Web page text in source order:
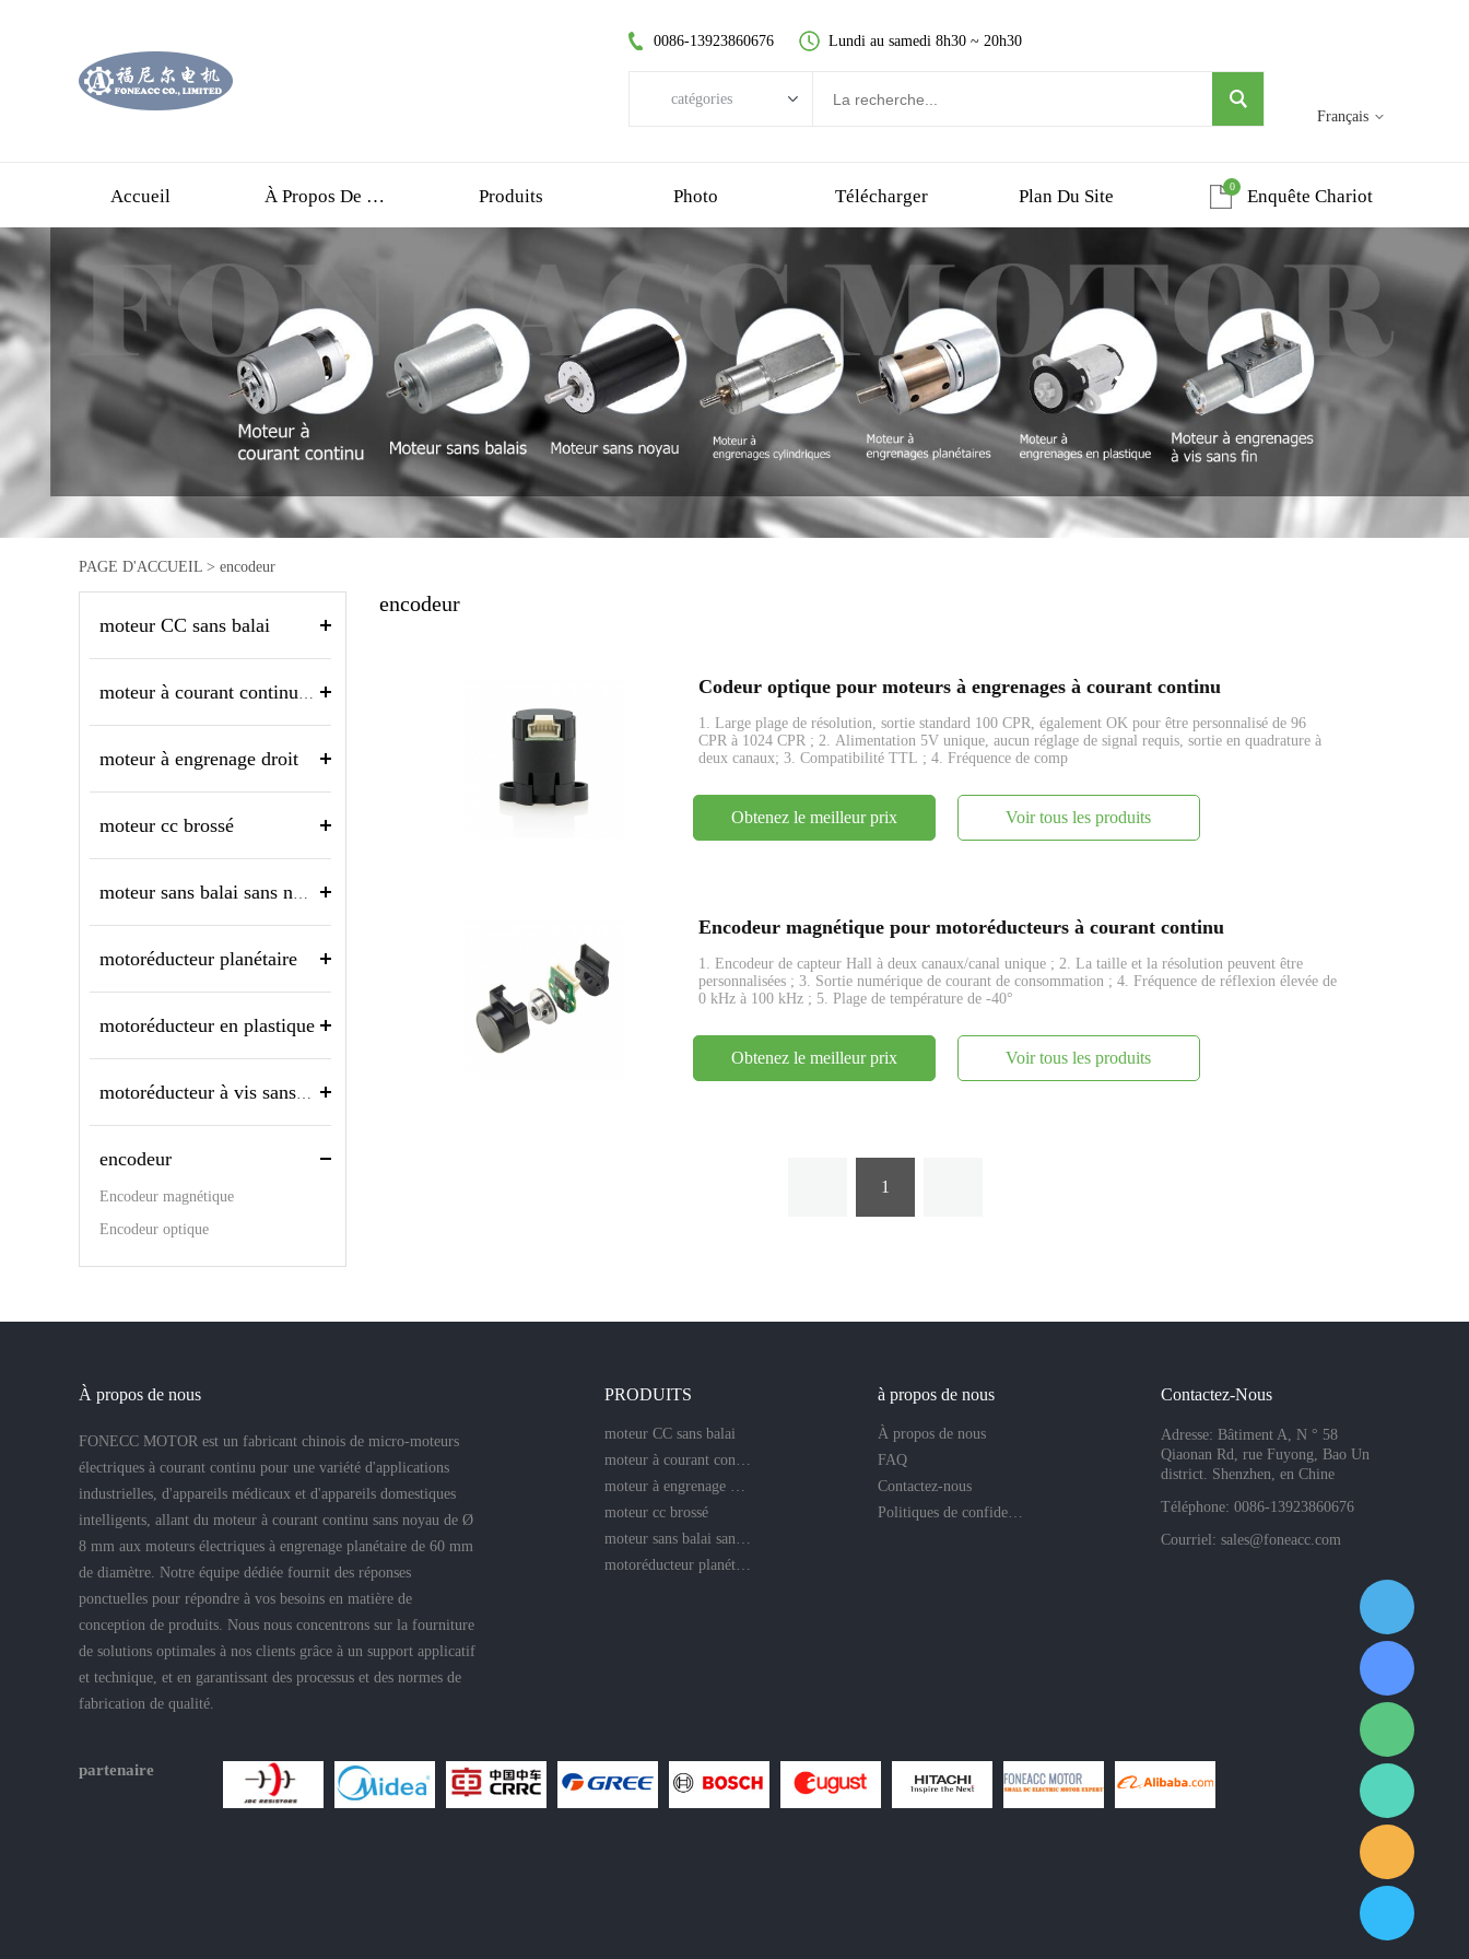
Français
0086-13923860676 Lundi au samedi 8h30 ~ 20h30
catégories
moteur à engrenage droit
moteur cc brossé
moteur sans balai sans noyau
motoréducteur planétaire
motoréducteur en plastique
motoréducteur à vis sans fin
Accueil À Propos De Nous Produits Photo Télécharger Plan Du Site Enquête Chariot
0
PAGE D'ACCUEIL > encodeur
moteur CC sans balai
moteur à engrenage droit
moteur cc brossé
motoréducteur planétaire
motoréducteur en plastique
encodeur
Encodeur magnétique
Encodeur optique
encodeur
Codeur optique pour moteurs à engrenages à courant continu
1. Large plage de résolution, sortie standard 100 CPR, également OK pour être personnalisé de 96
CPR à 1024 CPR ; 2. Alimentation 5V unique, aucun réglage de signal requis, sortie en quadrature à
deux canaux; 3. Compatibilité TTL ; 4. Fréquence de comp
Obtenez le meilleur prix Voir tous les produits
Encodeur magnétique pour motoréducteurs à courant continu
1. Encodeur de capteur Hall à deux canaux/canal unique ; 2. La taille et la résolution peuvent être
personnalisées ; 3. Sortie numérique de courant de consommation ; 4. Fréquence de réflexion élevée de
0 kHz à 100 kHz ; 5. Plage de température de -40°
Obtenez le meilleur prix Voir tous les produits
1
À propos de nous
FONECC MOTOR est un fabricant chinois de micro-moteurs
électriques à courant continu pour une variété d'applications
industrielles, d'appareils médicaux et d'appareils domestiques
intelligents, allant du moteur à courant continu sans noyau de Ø
8 mm aux moteurs électriques à engrenage planétaire de 60 mm
de diamètre. Notre équipe dédiée fournit des réponses
ponctuelles pour répondre à vos besoins en matière de
conception de produits. Nous nous concentrons sur la fourniture
de solutions optimales à nos clients grâce à un support applicatif
et technique, et en garantissant des processus et des normes de
fabrication de qualité.
PRODUITS
moteur CC sans balai
moteur cc brossé
à propos de nous
À propos de nous
FAQ
Contactez-nous
Contactez-Nous
Adresse: Bâtiment A, N ° 58
Qiaonan Rd, rue Fuyong, Bao Un
district. Shenzhen, en Chine
Téléphone: 0086-13923860676
Courriel: sales@foneacc.com
partenaire